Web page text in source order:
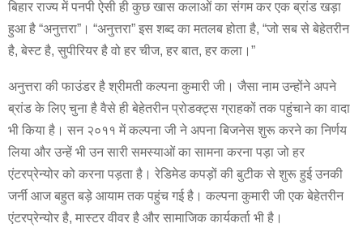
बिहार राज्य में पनपी ऐसी ही कुछ खास कलाओं का संगम कर एक ब्रांड खड़ा
हुआ है “अनुत्तरा”। “अनुत्तरा” इस शब्द का मतलब होता है, “जो सब से बेहेतरीन
है, बेस्ट है, सुपीरियर है वो हर चीज, हर बात, हर कला।”
अनुत्तरा की फाउंडर है श्रीमती कल्पना कुमारी जी। जैसा नाम उन्होंने अपने
ब्रांड के लिए चुना है वैसे ही बेहेतरीन प्रोडक्ट्स ग्राहकों तक पहुंचाने का वादा
भी किया है। सन २०११ में कल्पना जी ने अपना बिजनेस शुरू करने का निर्णय
लिया और उन्हें भी उन सारी समस्याओं का सामना करना पड़ा जो हर
एंटरप्रेन्योर को करना पड़ता है। रेडिमेड कपड़ों की बुटीक से शुरू हुई उनकी
जर्नी आज बहुत बड़े आयाम तक पहुंच गई है। कल्पना कुमारी जी एक बेहेतरीन
एंटरप्रेन्योर है, मास्टर वीवर है और सामाजिक कार्यकर्ता भी है।